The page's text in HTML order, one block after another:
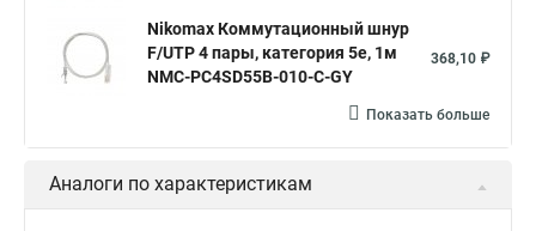
Nikomax Коммутационный шнур
F/UTP 4 пары, категория 5е, 1м
NMC-PC4SD55B-010-C-GY
368,10 ₽
Показать больше
Аналоги по характеристикам